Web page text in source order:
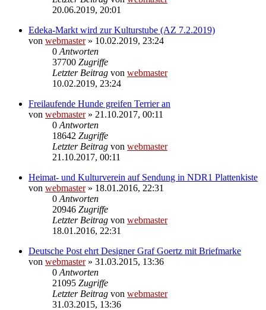
20.06.2019, 20:01
Edeka-Markt wird zur Kulturstube (AZ 7.2.2019)
von webmaster» 10.02.2019, 23:24
0 Antworten
37700 Zugriffe
Letzter Beitrag von webmaster
10.02.2019, 23:24
Freilaufende Hunde greifen Terrier an
von webmaster» 21.10.2017, 00:11
0 Antworten
18642 Zugriffe
Letzter Beitrag von webmaster
21.10.2017, 00:11
Heimat- und Kulturverein auf Sendung in NDR1 Plattenkiste
von webmaster» 18.01.2016, 22:31
0 Antworten
20946 Zugriffe
Letzter Beitrag von webmaster
18.01.2016, 22:31
Deutsche Post ehrt Designer Graf Goertz mit Briefmarke
von webmaster» 31.03.2015, 13:36
0 Antworten
21095 Zugriffe
Letzter Beitrag von webmaster
31.03.2015, 13:36